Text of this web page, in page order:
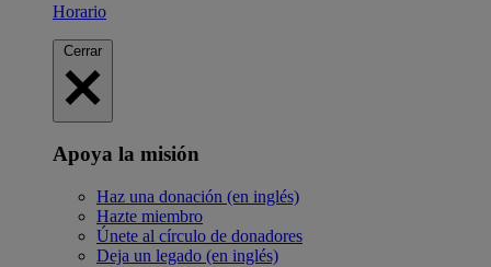
Horario
Cerrar
Apoya la misión
Haz una donación (en inglés)
Hazte miembro
Únete al círculo de donadores
Deja un legado (en inglés)